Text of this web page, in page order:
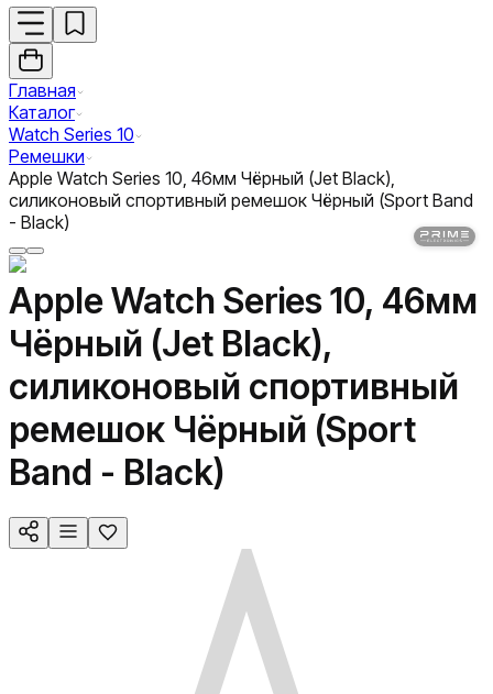
Главная
Каталог
Watch Series 10
Ремешки
Apple Watch Series 10, 46мм Чёрный (Jet Black),
силиконовый спортивный ремешок Чёрный (Sport Band
- Black)
Apple Watch Series 10, 46мм
Чёрный (Jet Black),
силиконовый спортивный
ремешок Чёрный (Sport
Band - Black)